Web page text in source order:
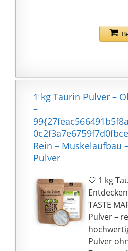
das
Säfte,
Shakes
kann das
ittel vor
Gut mit
Kreatin
✅ VEGAN
ZUSÄTZE:
Taurine
1 kg Taurin Pulver –
–
Rein – Muskelaufbau
Pulver
🤍 1 kg
TASTE
Pulver –
Pulver